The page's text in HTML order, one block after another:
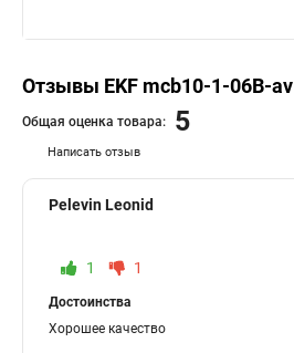
Отзывы EKF mcb10-1-06B-av
Написать отзыв
Общая оценка товара: 5
Pelevin Leonid
1 1
Достоинства
Хорошее качество